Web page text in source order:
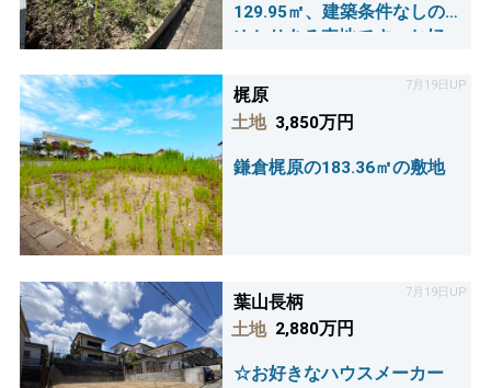
129.95㎡、建築条件なしの
ゆとりある売地です。お好
家族の理想の住まいを形に
しませんか。
7月19日UP
梶原
土地 3,850万円
鎌倉梶原の183.36㎡の敷地
7月19日UP
葉山長柄
土地 2,880万円
☆お好きなハウスメーカー